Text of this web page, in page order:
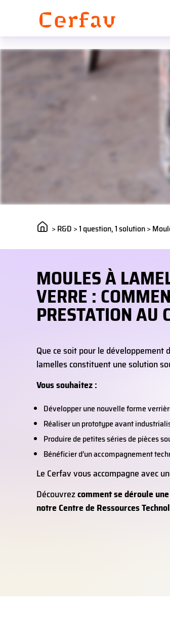
>R&D >1 question, 1 solution>
MOULES À
VERRE :
PRESTATION AU
Que ce soit pour le développement
lamelles constituent une solution
Vous souhaitez :
Développer une nouvelle forme
Réaliser un prototype avant
Produire de petites séries de pièces
Bénéficier d’un accompagnement
Le Cerfav vous accompagne avec
Découvrezcomment se déroule
notre Centre de Ressources